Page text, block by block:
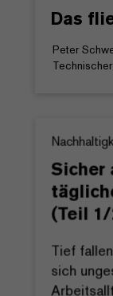
Das
Peter
Sicher
(Teil
Tief
sich